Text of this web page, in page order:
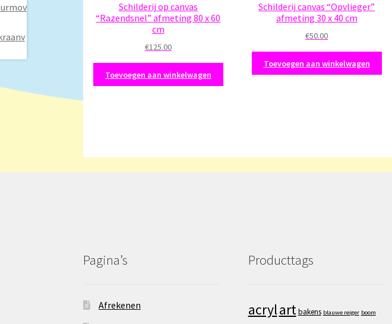
Schilderij op canvas
“Razendsnel” afmeting 80 x 60
cm
€125.00
Toevoegen aan winkelwagen
Schilderij canvas “Opvlieger”
afmeting 30 x 40 cm
€50.00
Toevoegen aan winkelwagen
Pagina’s
Afrekenen
Producttags
acrylart bakens blauwe reiger boom